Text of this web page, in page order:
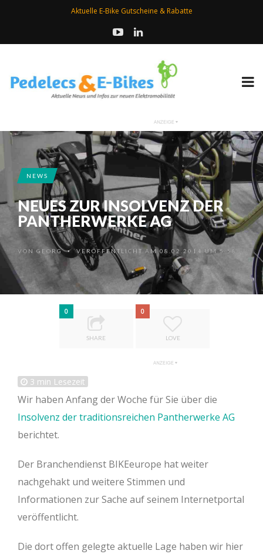
Aktuelle E-Bike Gutscheine & Rabatte
NEWS
NEUES ZUR INSOLVENZ DER
PANTHERWERKE AG
VON GEORG •VERÖFFENTLICHT AM 08.02.2014 UM 5:58
0
SHARE
0
LOVE
3 min Lesezeit
Wir haben Anfang der Woche für Sie über die
Insolvenz der traditionsreichen Pantherwerke AG
berichtet.
Der Branchendienst BIKEeurope hat weiter
nachgehakt und weitere Stimmen und
Informationen zur Sache auf seinem Internetportal
veröffentlicht.
Die dort offen gelegte aktuelle Lage haben wir hier